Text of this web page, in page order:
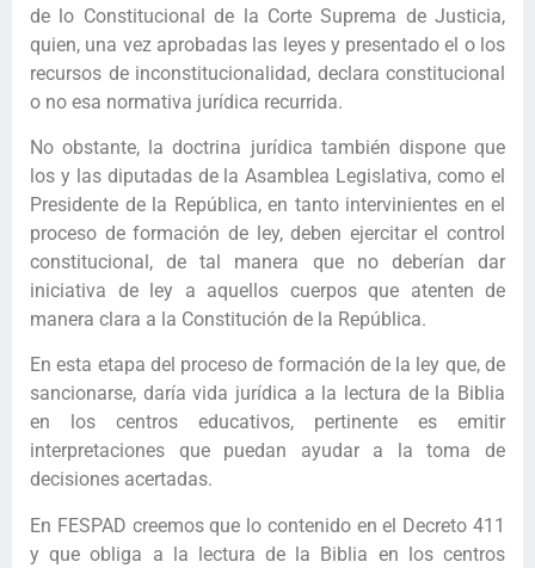
de lo Constitucional de la Corte Suprema de Justicia,
quien, una vez aprobadas las leyes y presentado el o los
recursos de inconstitucionalidad, declara constitucional
o no esa normativa jurídica recurrida.
No obstante, la doctrina jurídica también dispone que
los y las diputadas de la Asamblea Legislativa, como el
Presidente de la República, en tanto intervinientes en el
proceso de formación de ley, deben ejercitar el control
constitucional, de tal manera que no deberían dar
iniciativa de ley a aquellos cuerpos que atenten de
manera clara a la Constitución de la República.
En esta etapa del proceso de formación de la ley que, de
sancionarse, daría vida jurídica a la lectura de la Biblia
en los centros educativos, pertinente es emitir
interpretaciones que puedan ayudar a la toma de
decisiones acertadas.
En FESPAD creemos que lo contenido en el Decreto 411
y que obliga a la lectura de la Biblia en los centros